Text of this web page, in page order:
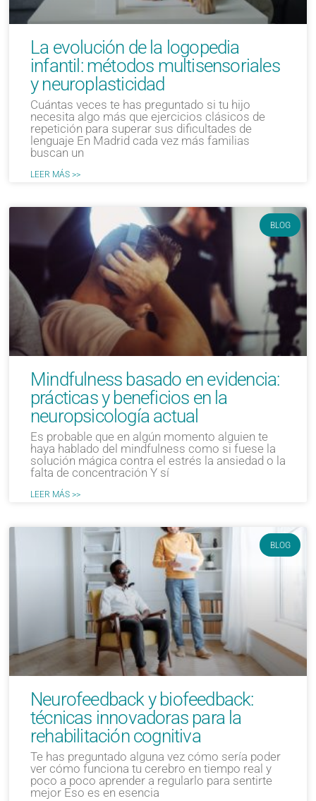
La evolución de la logopedia
infantil: métodos multisensoriales
y neuroplasticidad
Cuántas veces te has preguntado si tu hijo
necesita algo más que ejercicios clásicos de
repetición para superar sus dificultades de
lenguaje En Madrid cada vez más familias
buscan un
LEER MÁS >>
BLOG
Mindfulness basado en evidencia:
prácticas y beneficios en la
neuropsicología actual
Es probable que en algún momento alguien te
haya hablado del mindfulness como si fuese la
solución mágica contra el estrés la ansiedad o la
falta de concentración Y sí
LEER MÁS >>
BLOG
Neurofeedback y biofeedback:
técnicas innovadoras para la
rehabilitación cognitiva
Te has preguntado alguna vez cómo sería poder
ver cómo funciona tu cerebro en tiempo real y
poco a poco aprender a regularlo para sentirte
mejor Eso es en esencia